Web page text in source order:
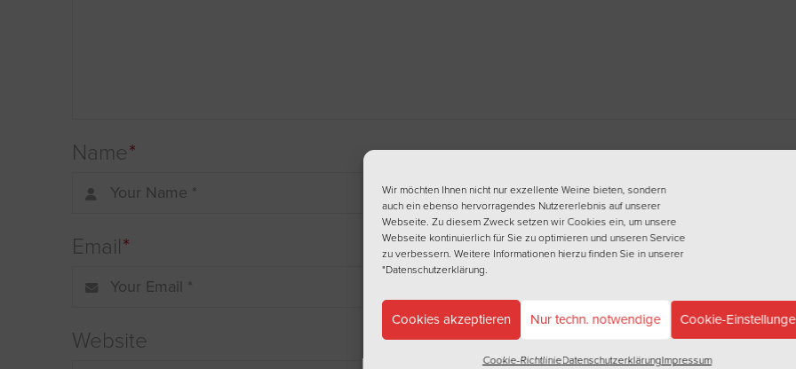
Wir möchten Ihnen nicht nur exzellente Weine bieten, sondern
auch ein ebenso hervorragendes Nutzererlebnis auf unserer
Webseite. Zu diesem Zweck setzen wir Cookies ein, um unsere
Webseite kontinuierlich für Sie zu optimieren und unseren Service
zu verbessern. Weitere Informationen hierzu finden Sie in unserer
"Datenschutzerklärung.
Cookies akzeptieren Nur techn. notwendige Cookie-
Cookie-RichtlinieDatenschutzerklärungImpressum
Name*
Email*
Website